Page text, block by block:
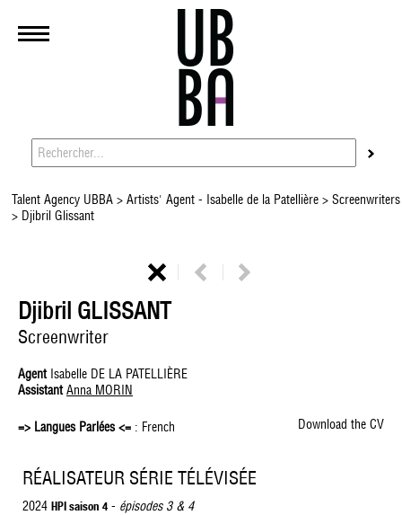
Talent Agency UBBA>Artists' Agent - Isabelle de la Patellière > Screenwriters
> Djibril Glissant
Djibril GLISSANT
Screenwriter
Agent Isabelle DE LA PATELLIÈRE
AssistantAnna MORIN
=> Langues Parlées <= : French Download the CV
RÉALISATEUR SÉRIE TÉLÉVISÉE
2024 HPI saison 4 - épisodes 3 & 4